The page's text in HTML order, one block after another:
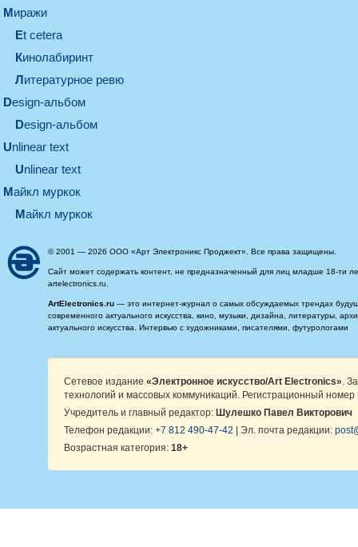
миражи
et cetera
кинолабиринт
литературное ревю
design-альбом
design-альбом
unlinear text
Unlinear text
майкл муркок
майкл муркок
© 2001 — 2026 ООО «Арт Электроникс Проджект». Все права защищены.
Сайт может содержать контент, не предназначенный для лиц младше 18-ти
artelectronics.ru.
ArtElectronics.ru — это интернет-журнал о самых обсуждаемых трендах
современного актуального искусства, кино, музыки, дизайна, литературы,
актуального искусства. Интервью с художниками, писателями, футурологами
Сетевое издание «Электронное искусство/Art Electronics» .
технологий и массовых коммуникаций. Регистрационный
Учредитель и главный редактор: Шулешко Павел Викторович
Телефон редакции: +7 812 490-47-42 | Эл. почта редакции:
Возрастная категория: 18+